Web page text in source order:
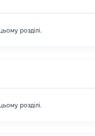
розділі.
розділі.